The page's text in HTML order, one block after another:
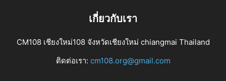
เกี่ยวกับเรา
CM108 เชียงใหม่108 จังหวัดเชียงใหม่ chiangmai Thailand
ติดต่อเรา: cm108.org@gmail.com